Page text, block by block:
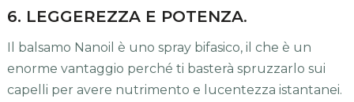
6. LEGGEREZZA E POTENZA.
Il balsamo Nanoil è uno spray bifasico, il che è un
enorme vantaggio perché ti basterà spruzzarlo sui
capelli per avere nutrimento e lucentezza istantanei.